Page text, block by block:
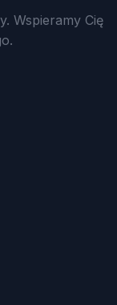
Wspieramy Cię